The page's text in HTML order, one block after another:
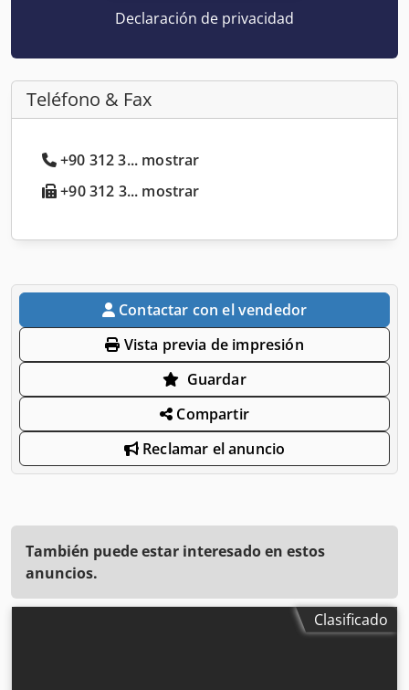
Declaración de privacidad
Teléfono & Fax
+90 312 3... mostrar
+90 312 3... mostrar
Contactar con el vendedor
Vista previa de impresión
Guardar
Compartir
Reclamar el anuncio
También puede estar interesado en estos
anuncios.
Clasificado